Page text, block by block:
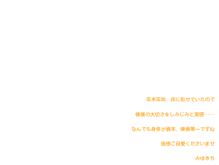
年末年始、床に臥せていたので
健康の大切さをしみじみと実感……
なんでも身体が資本、健康第一ですね
皆様ご自愛くださいませ
みゆきち